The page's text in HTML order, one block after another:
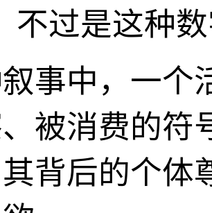
不过是这种
事中，一个
被消费的符
背后的个体